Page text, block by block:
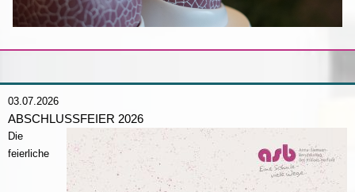
03.07.2026
ABSCHLUSSFEIER 2026
Die
feierliche